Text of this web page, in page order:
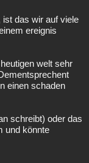
das wir auf viele
ereignis
welt sehr
einen schaden
schreibt) oder das
und könnte